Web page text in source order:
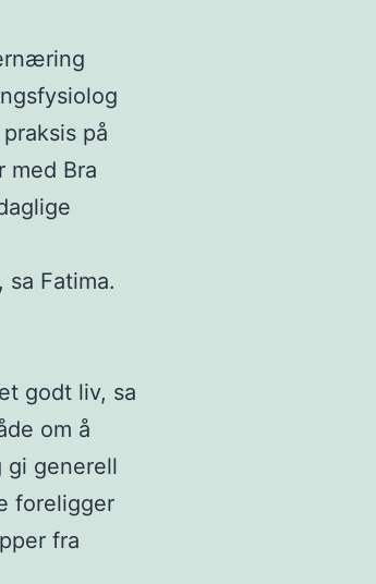
på
med Bra
Fatima.
godt liv, sa
om å
gi generell
foreligger
fra